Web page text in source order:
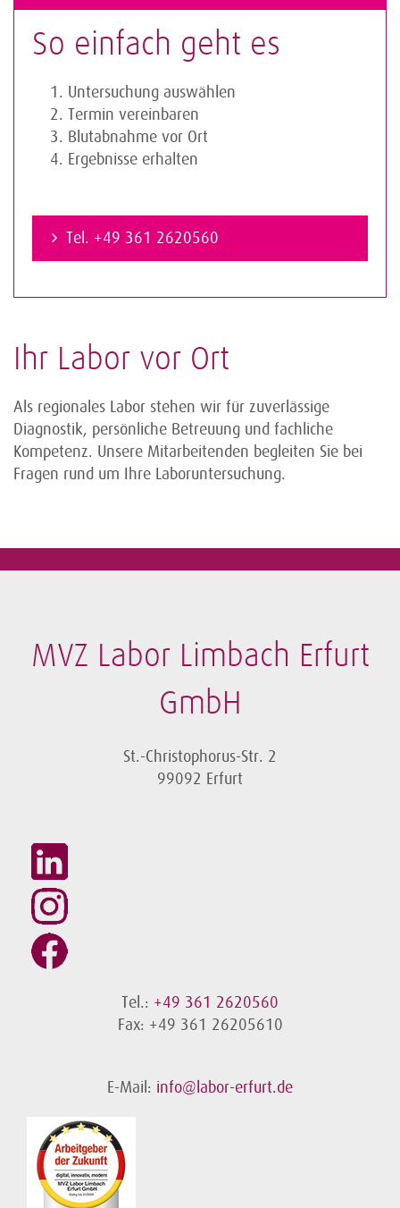
So einfach geht es
Untersuchung auswählen
Termin vereinbaren
Blutabnahme vor Ort
Ergebnisse erhalten
Tel. +49 361 2620560
Ihr Labor vor Ort
Als regionales Labor stehen wir für zuverlässige
Diagnostik, persönliche Betreuung und fachliche
Kompetenz. Unsere Mitarbeitenden begleiten Sie bei
Fragen rund um Ihre Laboruntersuchung.
MVZ Labor Limbach Erfurt
GmbH
St.-Christophorus-Str. 2
99092 Erfurt
Tel.: +49 361 2620560
Fax: +49 361 26205610
E-Mail: info@labor-erfurt.de